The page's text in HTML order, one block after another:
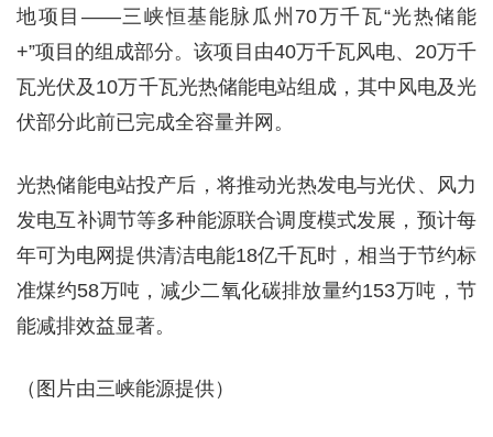
地项目——三峡恒基能脉瓜州70万千瓦“光热储能
+”项目的组成部分。该项目由40万千瓦风电、20万千
瓦光伏及10万千瓦光热储能电站组成，其中风电及光
伏部分此前已完成全容量并网。
光热储能电站投产后，将推动光热发电与光伏、风力
发电互补调节等多种能源联合调度模式发展，预计每
年可为电网提供清洁电能18亿千瓦时，相当于节约标
准煤约58万吨，减少二氧化碳排放量约153万吨，节
能减排效益显著。
（图片由三峡能源提供）